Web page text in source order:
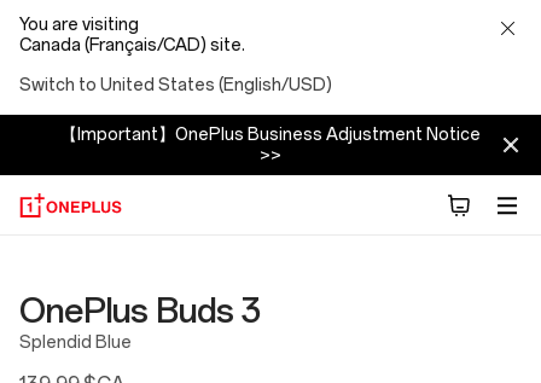
You are visiting
Canada (Français/CAD) site.
Switch to United States (English/USD)
【Important】OnePlus Business Adjustment Notice
>>
OnePlus Buds 3
Splendid Blue